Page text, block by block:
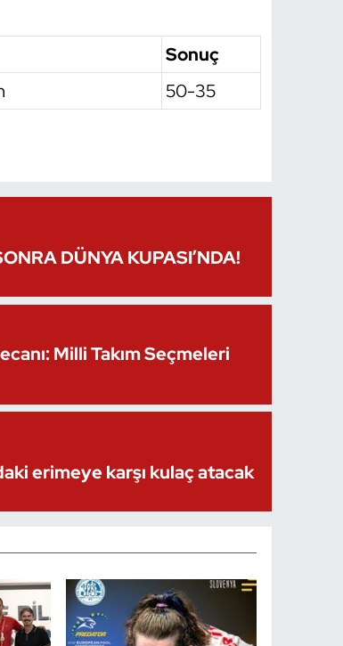
Sonuç
50-35
DÜNYA KUPASI’NDA!
Milli Takım Seçmeleri
erimeye karşı kulaç atacak